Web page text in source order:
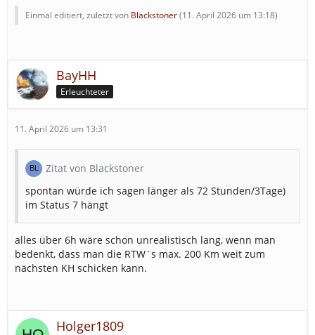
Einmal editiert, zuletzt von Blackstoner(11. April 2026 um 13:18)
BayHH
Erleuchteter
11. April 2026 um 13:31
Zitat von Blackstoner
spontan würde ich sagen länger als 72 Stunden/3Tage)
im Status 7 hängt
alles über 6h wäre schon unrealistisch lang, wenn man
bedenkt, dass man die RTW´s max. 200 Km weit zum
nächsten KH schicken kann.
Holger1809